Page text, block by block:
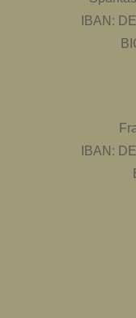
IBAN:
IBAN: